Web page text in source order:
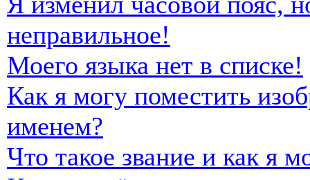
неправильное!
Моего языка нет в списке!
Как я могу поместить
именем?
Что такое звание и как я